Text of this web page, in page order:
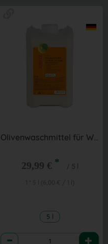
Olivenwaschmittel für Wolle & Seide 5 l
29,99 € * / 5 l
5 l
Anzahl